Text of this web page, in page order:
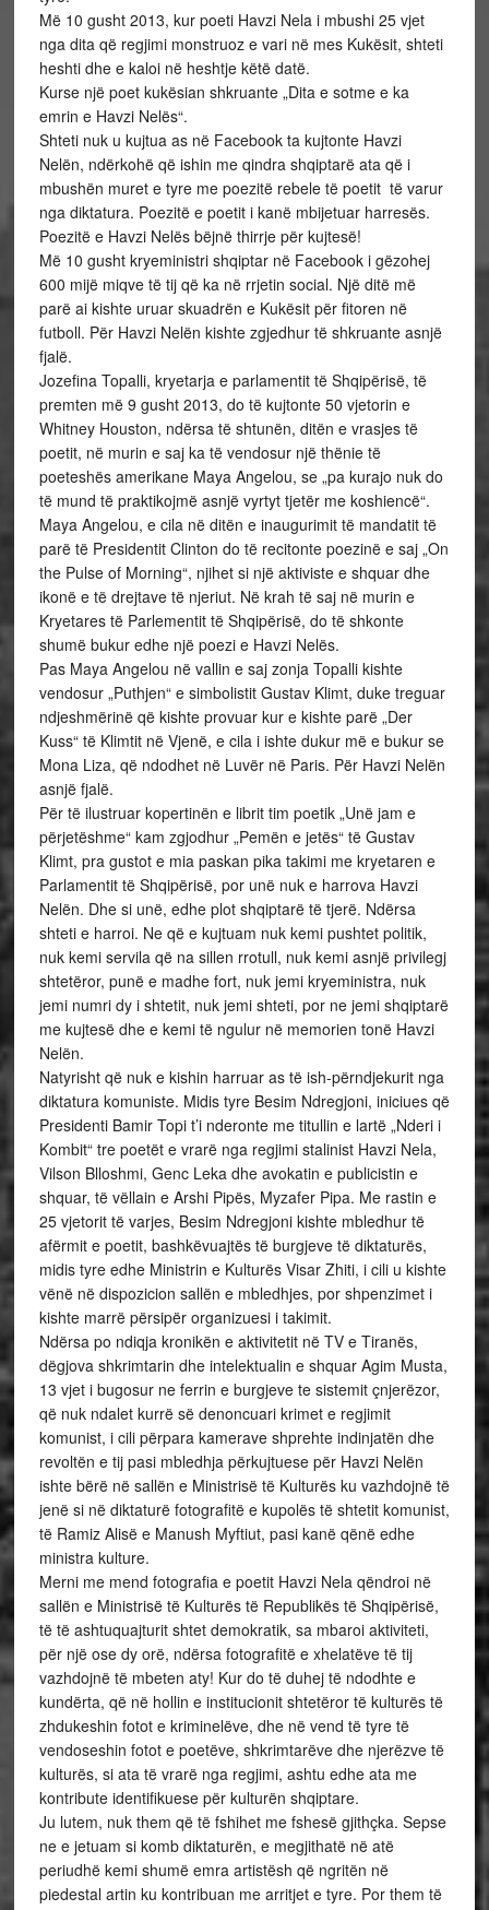
Më 10 gusht 2013, kur poeti Havzi Nela i mbushi 25 vjet
nga dita që regjimi monstruoz e vari në mes Kukësit, shteti
heshti dhe e kaloi në heshtje këtë datë.
Kurse një poet kukësian shkruante „Dita e sotme e ka
emrin e Havzi Nelës“.
Shteti nuk u kujtua as në Facebook ta kujtonte Havzi
Nelën, ndërkohë që ishin me qindra shqiptarë ata që i
mbushën muret e tyre me poezitë rebele të poetit të varur
nga diktatura. Poezitë e poetit i kanë mbijetuar harresës.
Poezitë e Havzi Nelës bëjnë thirrje për kujtesë!
Më 10 gusht kryeministri shqiptar në Facebook i gëzohej
600 mijë miqve të tij që ka në rrjetin social. Një ditë më
parë ai kishte uruar skuadrën e Kukësit për fitoren në
futboll. Për Havzi Nelën kishte zgjedhur të shkruante asnjë
fjalë.
Jozefina Topalli, kryetarja e parlamentit të Shqipërisë, të
premten më 9 gusht 2013, do të kujtonte 50 vjetorin e
Whitney Houston, ndërsa të shtunën, ditën e vrasjes të
poetit, në murin e saj ka të vendosur një thënie të
poeteshës amerikane Maya Angelou, se „pa kurajo nuk do
të mund të praktikojmë asnjë vyrtyt tjetër me koshiencë“.
Maya Angelou, e cila në ditën e inaugurimit të mandatit të
parë të Presidentit Clinton do të recitonte poezinë e saj „On
the Pulse of Morning“, njihet si një aktiviste e shquar dhe
ikonë e të drejtave të njeriut. Në krah të saj në murin e
Kryetares të Parlementit të Shqipërisë, do të shkonte
shumë bukur edhe një poezi e Havzi Nelës.
Pas Maya Angelou në vallin e saj zonja Topalli kishte
vendosur „Puthjen“ e simbolistit Gustav Klimt, duke treguar
ndjeshmërinë që kishte provuar kur e kishte parë „Der
Kuss“ të Klimtit në Vjenë, e cila i ishte dukur më e bukur se
Mona Liza, që ndodhet në Luvër në Paris. Për Havzi Nelën
asnjë fjalë.
Për të ilustruar kopertinën e librit tim poetik „Unë jam e
përjetëshme“ kam zgjodhur „Pemën e jetës“ të Gustav
Klimt, pra gustot e mia paskan pika takimi me kryetaren e
Parlamentit të Shqipërisë, por unë nuk e harrova Havzi
Nelën. Dhe si unë, edhe plot shqiptarë të tjerë. Ndërsa
shteti e harroi. Ne që e kujtuam nuk kemi pushtet politik,
nuk kemi servila që na sillen rrotull, nuk kemi asnjë privilegj
shtetëror, punë e madhe fort, nuk jemi kryeministra, nuk
jemi numri dy i shtetit, nuk jemi shteti, por ne jemi shqiptarë
me kujtesë dhe e kemi të ngulur në memorien tonë Havzi
Nelën.
Natyrisht që nuk e kishin harruar as të ish-përndjekurit nga
diktatura komuniste. Midis tyre Besim Ndregjoni, iniciues që
Presidenti Bamir Topi t’i nderonte me titullin e lartë „Nderi i
Kombit“ tre poetët e vrarë nga regjimi stalinist Havzi Nela,
Vilson Blloshmi, Genc Leka dhe avokatin e publicistin e
shquar, të vëllain e Arshi Pipës, Myzafer Pipa. Me rastin e
25 vjetorit të varjes, Besim Ndregjoni kishte mbledhur të
afërmit e poetit, bashkëvuajtës të burgjeve të diktaturës,
midis tyre edhe Ministrin e Kulturës Visar Zhiti, i cili u kishte
vënë në dispozicion sallën e mbledhjes, por shpenzimet i
kishte marrë përsipër organizuesi i takimit.
Ndërsa po ndiqja kronikën e aktivitetit në TV e Tiranës,
dëgjova shkrimtarin dhe intelektualin e shquar Agim Musta,
13 vjet i bugosur ne ferrin e burgjeve te sistemit çnjerëzor,
që nuk ndalet kurrë së denoncuari krimet e regjimit
komunist, i cili përpara kamerave shprehte indinjatën dhe
revoltën e tij pasi mbledhja përkujtuese për Havzi Nelën
ishte bërë në sallën e Ministrisë të Kulturës ku vazhdojnë të
jenë si në diktaturë fotografitë e kupolës të shtetit komunist,
të Ramiz Alisë e Manush Myftiut, pasi kanë qënë edhe
ministra kulture.
Merni me mend fotografia e poetit Havzi Nela qëndroi në
sallën e Ministrisë të Kulturës të Republikës të Shqipërisë,
të të ashtuquajturit shtet demokratik, sa mbaroi aktiviteti,
për një ose dy orë, ndërsa fotografitë e xhelatëve të tij
vazhdojnë të mbeten aty! Kur do të duhej të ndodhte e
kundërta, që në hollin e institucionit shtetëror të kulturës të
zhdukeshin fotot e kriminelëve, dhe në vend të tyre të
vendoseshin fotot e poetëve, shkrimtarëve dhe njerëzve të
kulturës, si ata të vrarë nga regjimi, ashtu edhe ata me
kontribute identifikuese për kulturën shqiptare.
Ju lutem, nuk them që të fshihet me fshesë gjithçka. Sepse
ne e jetuam si komb diktaturën, e megjithatë në atë
periudhë kemi shumë emra artistësh që ngritën në
piedestal artin ku kontribuan me arritjet e tyre. Por them të